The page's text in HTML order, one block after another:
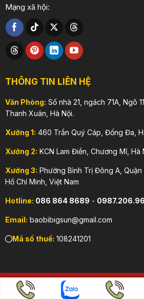
Mạng xã hội:
THÔNG TIN LIÊN HỆ
Văn Phòng: Số nhà 21, ngách 71A, Ngõ
Thanh Xuân, Hà Nội.
Xưởng 1: 460 Trần Quý Cáp, Đống Đa,
Xưởng 2: KCN Lam Điền, Chương Mĩ, Hà
Xưởng 3: Phường Bình Trị Đông A,
Hồ Chí Minh, Việt Nam
Hotline: 086 864 8689 -
Email: baobibigsun@gmail.com
Mã số thuế: 108241201
Copyright 2026 © CÔNG TY TNHH
BÌ BIG SUN